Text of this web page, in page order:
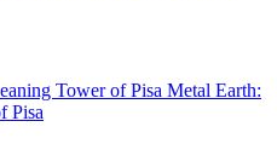
Metal Earth:
Pisa